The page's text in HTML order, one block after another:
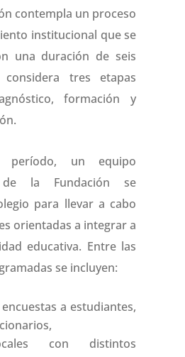
contempla un proceso
institucional que se
una duración de seis
tres etapas
formación y
período, un equipo
de la Fundación se
para llevar a cabo
orientadas a integrar a
educativa. Entre las
se incluyen:
a estudiantes,
con distintos